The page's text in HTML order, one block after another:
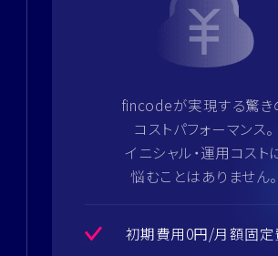
fincodeが実現する驚き
コストパフォーマンス。
イニシャル・運用コスト
悩むことはありません。
初期費用0円/月額固定